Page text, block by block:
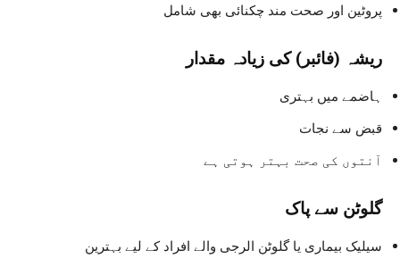
پروٹین اور صحت مند چکنائی بھی شامل
ریشہ (فائبر) کی زیادہ مقدار
ہاضمے میں بہتری
قبض سے نجات
آنتوں کی صحت بہتر ہوتی ہے
گلوٹن سے پاک
سیلیک بیماری یا گلوٹن الرجی والے افراد کے لیے بہترین